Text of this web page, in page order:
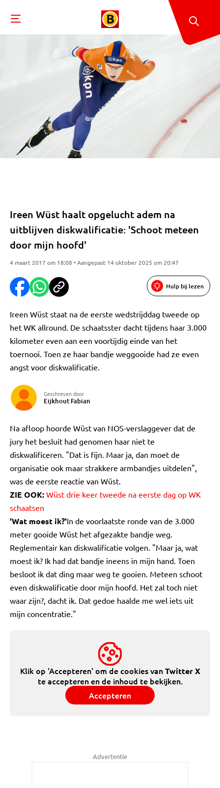
Ireen Wüst haalt opgelucht adem na
uitblijven diskwalificatie: 'Schoot meteen
door mijn hoofd'
4 maart 2017 om 18:08 • Aangepast 14 oktober 2025 om 20:47
Hulp bij lezen
Ireen Wüst staat na de eerste wedstrijddag tweede op
het WK allround. De schaatsster dacht tijdens haar 3.000
kilometer even aan een voortijdig einde van het
toernooi. Toen ze haar bandje weggooide had ze even
angst voor diskwalificatie.
Geschreven door
Eijkhout Fabian
Na afloop hoorde Wüst van NOS-verslaggever dat de
jury het besluit had genomen haar niet te
diskwalificeren. "Dat is fijn. Maar ja, dan moet de
organisatie ook maar strakkere armbandjes uitdelen",
was de eerste reactie van Wüst.
ZIE OOK: Wüst drie keer tweede na eerste dag op WK
schaatsen
'Wat moest ik?'In de voorlaatste ronde van de 3.000
meter gooide Wüst het afgezakte bandje weg.
Reglementair kan diskwalificatie volgen. "Maar ja, wat
moest ik? Ik had dat bandje ineens in mijn hand. Toen
besloot ik dat ding maar weg te gooien. Meteen schoot
even diskwalificatie door mijn hoofd. Het zal toch niet
waar zijn?, dacht ik. Dat gedoe haalde me wel iets uit
mijn concentratie."
Klik op 'Accepteren' om de cookies vanTwitter X
te accepteren en de inhoud te bekijken.
Accepteren
Advertentie